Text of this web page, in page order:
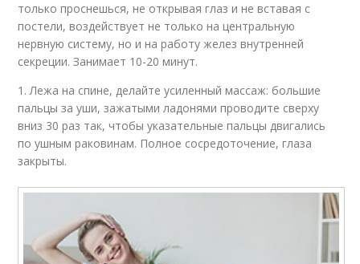
только проснешься, не открывая глаз и не вставая с
постели, воздействует не только на центральную
нервную систему, но и на работу желез внутренней
секреции. Занимает 10-20 минут.
1. Лежа на спине, делайте усиленный массаж: большие
пальцы за уши, зажатыми ладонями проводите сверху
вниз 30 раз так, чтобы указательные пальцы двигались
по ушным раковинам. Полное сосредоточение, глаза
закрыты.